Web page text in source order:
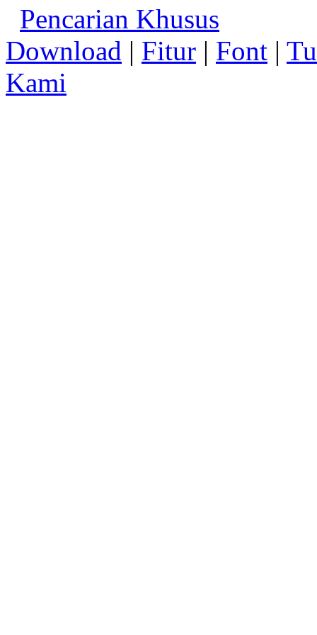
Pencarian Khusus
Download | Fitur | Font |
Kami